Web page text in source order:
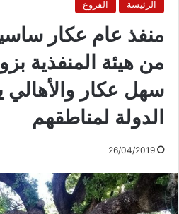
الرئيسة الفروع
منفذ عام عكار
من هيئة المنفذية
سهل عكار
الدولة لمناطقهم
26/04/2019